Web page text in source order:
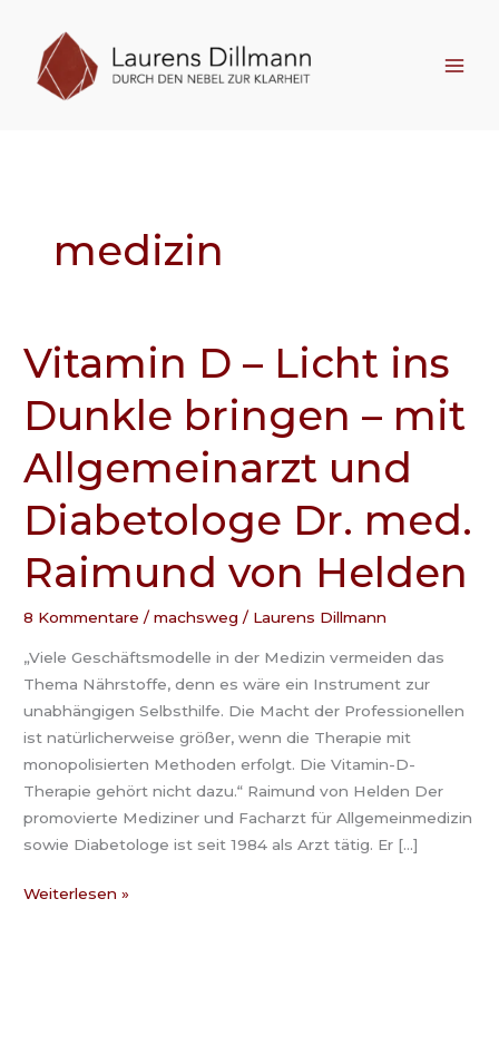
springen
medizin
Vitamin D – Licht ins
Dunkle bringen – mit
Allgemeinarzt und
Diabetologe Dr. med.
Raimund von Helden
8 Kommentare /machsweg / Laurens Dillmann
„Viele Geschäftsmodelle in der Medizin vermeiden das
Thema Nährstoffe, denn es wäre ein Instrument zur
unabhängigen Selbsthilfe. Die Macht der Professionellen
ist natürlicherweise größer, wenn die Therapie mit
monopolisierten Methoden erfolgt. Die Vitamin-D-
Therapie gehört nicht dazu.“ Raimund von Helden Der
promovierte Mediziner und Facharzt für Allgemeinmedizin
sowie Diabetologe ist seit 1984 als Arzt tätig. Er […]
Vitamin
D
–
Licht
ins
Dunkle
bringen
–
mit
Allgemeinarzt
und
Dr.
Helden
Weiterlesen »